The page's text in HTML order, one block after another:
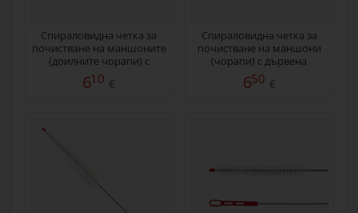
Спираловидна четка за
почистване на маншоните
(доилните чорапи) с
дървена дръжка, 40 см
610 €
Спираловидна четка за
почистване на маншони
(чорапи) с дървена
дръжка, 50 см
650 €